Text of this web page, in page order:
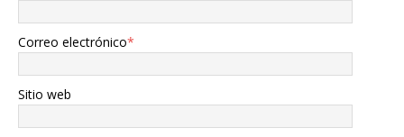
Correo electrónico*
Sitio web